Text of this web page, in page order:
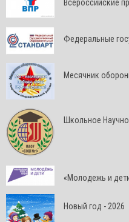
Всероссийские
Федеральные
Месячник
Школьное
«Молодежь и
Новый год - 2026